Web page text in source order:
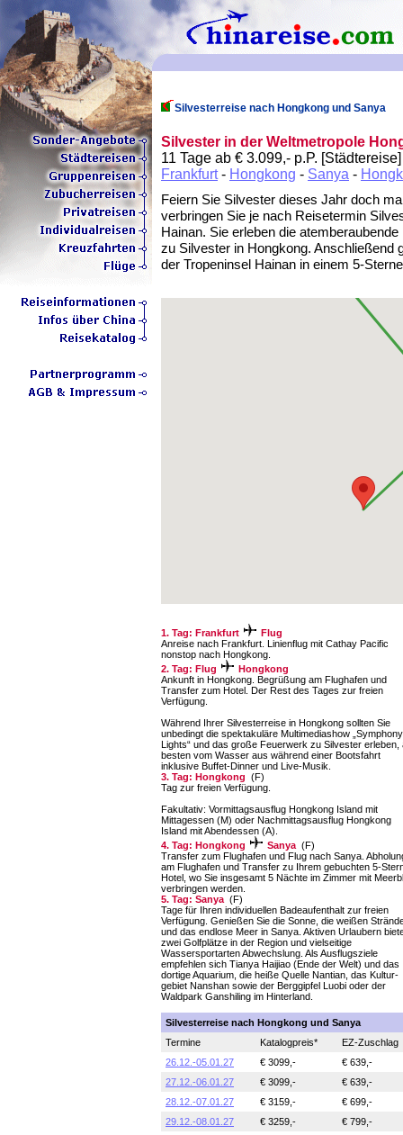
Silvesterreise nach Hongkong und Sanya
Silvester in der Weltmetropole
11 Tage ab € 3.099,- p.P. [Städtereise]
Frankfurt- Hongkong - Sanya -
Feiern Sie Silvester dieses Jahr doch
verbringen Sie je nach Reisetermin
Hainan. Sie erleben die
zu Silvester in Hongkong. Anschließend
der Tropeninsel Hainan in einem 5-
1. Tag: Frankfurt
Flug
Anreise nach Frankfurt. Linienflug mit Cathay Pacific
nonstop nach Hongkong.
2. Tag: Flug
Hongkong
Ankunft in Hongkong. Begrüßung am Flughafen und
Transfer zum Hotel. Der Rest des Tages zur freien
Verfügung.
Während Ihrer Silvesterreise in Hongkong sollten Sie
unbedingt die spektakuläre Multimediashow
Lights“ und das große Feuerwerk zu Silvester erleben,
besten vom Wasser aus während einer Bootsfahrt
inklusive Buffet-Dinner und Live-Musik.
3. Tag: Hongkong (F)
Tag zur freien Verfügung.
Fakultativ: Vormittagsausflug Hongkong Island mit
Mittagessen (M) oder Nachmittagsausflug Hongkong
Island mit Abendessen (A).
4. Tag: Hongkong
Sanya (F)
Transfer zum Flughafen und Flug nach Sanya.
am Flughafen und Transfer zu Ihrem gebuchten 5-
Hotel, wo Sie insgesamt 5 Nächte im Zimmer mit
ver­bringen werden.
5. Tag: Sanya (F)
Tage für Ihren individuellen Badeaufenthalt zur freien
Verfügung. Genießen Sie die Sonne, die weißen
und das endlose Meer in Sanya. Aktiven Urlaubern
zwei Golfplätze in der Region und vielseitige
Wassersportarten Ab­wechslung. Als Ausflugsziele
empfehlen sich Tianya Haijiao (Ende der Welt) und das
dortige Aquarium, die heiße Quelle Nantian, das Kultur­
gebiet Nanshan sowie der Berggipfel Luobi oder der
Waldpark Ganshiling im Hinterland.
Silvesterreise nach Hongkong und Sanya
Termine
Katalogpreis*
EZ-Zuschlag
26.12.-05.01.27
€ 3099,-
€ 639,-
27.12.-06.01.27
€ 3099,-
€ 639,-
28.12.-07.01.27
€ 3159,-
€ 699,-
29.12.-08.01.27
€ 3259,-
€ 799,-